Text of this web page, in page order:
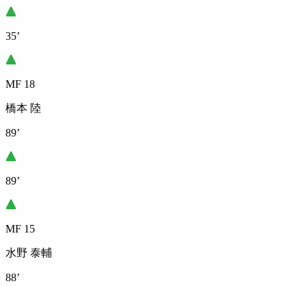
35’
MF 18
橋本 陸
89’
89’
MF 15
水野 泰輔
88’